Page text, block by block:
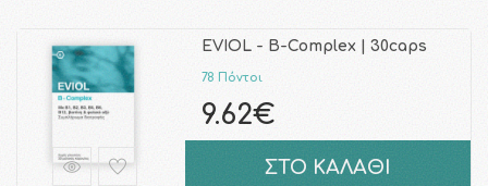
EVIOL - B-Complex | 30caps
78 Πόντοι
9.62€
ΣΤΟ ΚΑΛΑΘΙ